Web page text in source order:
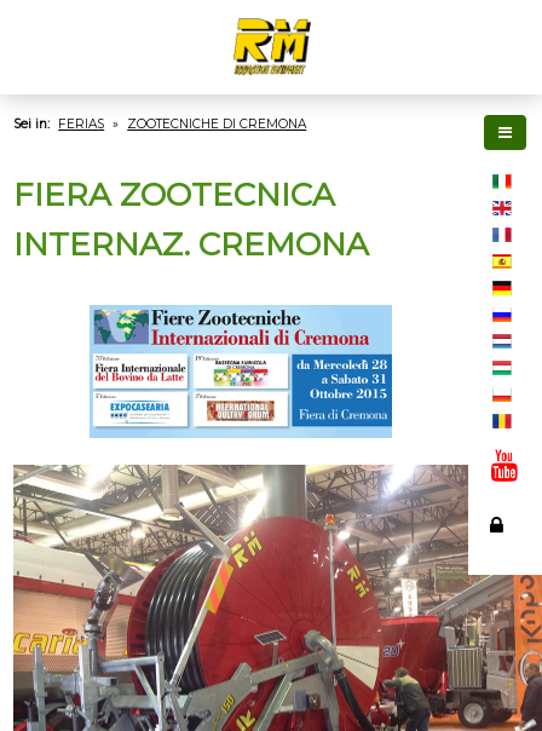
Sei in: FERIAS » ZOOTECNICHE DI CREMONA
FIERA ZOOTECNICA
INTERNAZ. CREMONA